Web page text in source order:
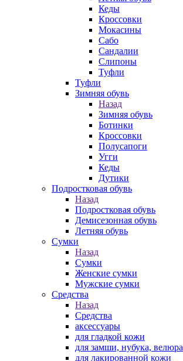
Кеды
Кроссовки
Мокасины
Сабо
Сандалии
Слипоны
Туфли
Туфли
Зимняя обувь
Назад
Зимняя обувь
Ботинки
Кроссовки
Полусапоги
Угги
Кеды
Дутики
Подростковая обувь
Назад
Подростковая обувь
Демисезонная обувь
Летняя обувь
Сумки
Назад
Сумки
Женские сумки
Мужские сумки
Средства
Назад
Средства
аксессуары
для гладкой кожи
для замши, нубука, велюра
для лакированной кожи